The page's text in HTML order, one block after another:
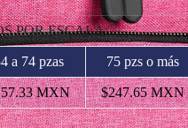
POR ESCALA
a 74 pzas 75 pzs o más
MXN $247.65 MXN